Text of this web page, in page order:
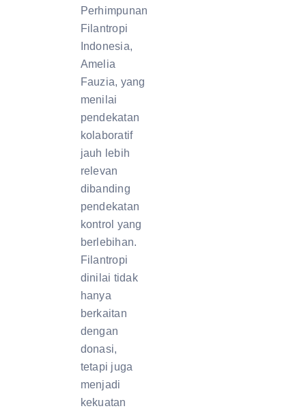
Perhimpunan
Filantropi
Indonesia,
Amelia
Fauzia, yang
menilai
pendekatan
kolaboratif
jauh lebih
relevan
dibanding
pendekatan
kontrol yang
berlebihan.
Filantropi
dinilai tidak
hanya
berkaitan
dengan
donasi,
tetapi juga
menjadi
kekuatan